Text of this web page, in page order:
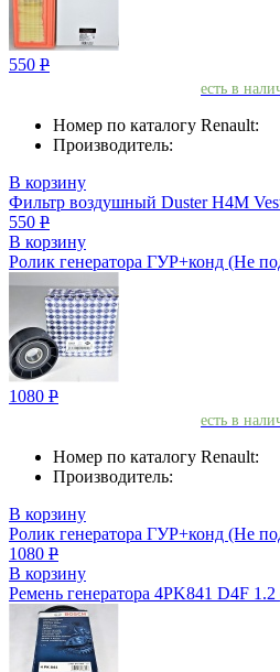
550 Р
есть в
Номер по каталогу Renault:
Производитель:
В корзину
Фильтр воздушный Duster H4M
550 Р
В корзину
Ролик генератора ГУР+конд (Не
1080 Р
есть в
Номер по каталогу Renault:
Производитель:
В корзину
Ролик генератора ГУР+конд (Не
1080 Р
В корзину
Ремень генератора 4PK841 D4F 1.2